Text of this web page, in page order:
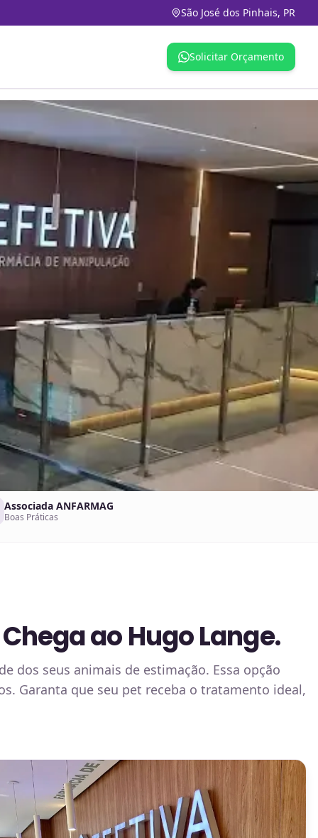
São José dos Pinhais, PR
Solicitar Orçamento
Associada ANFARMAG
Boas Práticas
ao Hugo Lange.
dos seus animais de estimação. Essa opção
Garanta que seu pet receba o tratamento ideal,